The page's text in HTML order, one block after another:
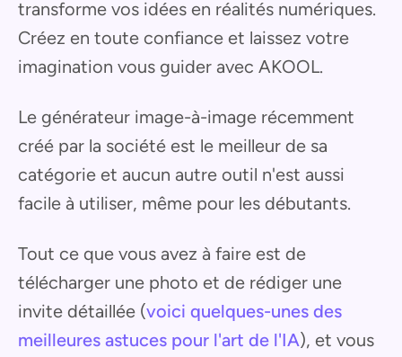
transforme vos idées en réalités numériques.
Créez en toute confiance et laissez votre
imagination vous guider avec AKOOL.
Le générateur image-à-image récemment
créé par la société est le meilleur de sa
catégorie et aucun autre outil n'est aussi
facile à utiliser, même pour les débutants.
Tout ce que vous avez à faire est de
télécharger une photo et de rédiger une
invite détaillée (voici quelques-unes des
meilleures astuces pour l'art de l'IA), et vous